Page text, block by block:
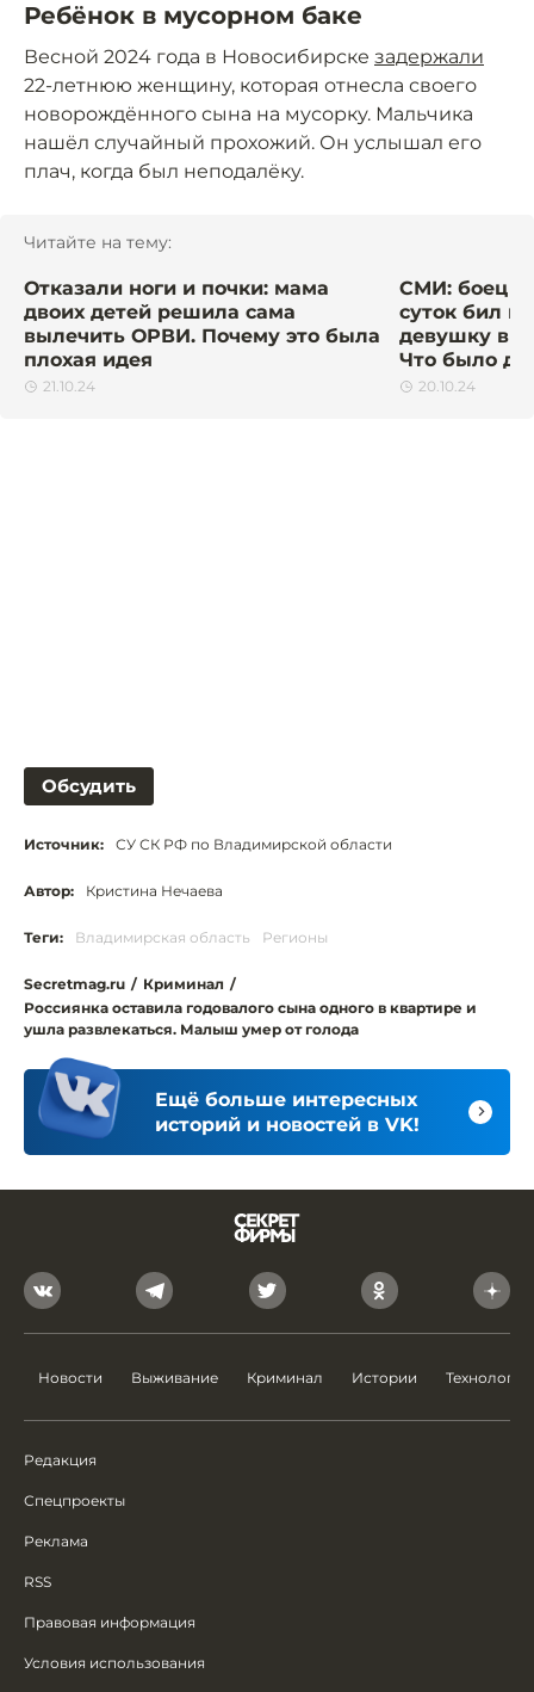
Ребёнок в мусорном баке
Весной 2024 года в Новосибирске задержали
22-летнюю женщину, которая отнесла своего
новорождённого сына на мусорку. Мальчика
нашёл случайный прохожий. Он услышал его
плач, когда был неподалёку.
Читайте на тему:
Отказали ноги и почки: мама
двоих детей решила сама
вылечить ОРВИ. Почему это была
плохая идея
21.10.24
СМИ: боец
суток бил и
девушку в
Что было
20.10.24
Обсудить
Источник: СУ СК РФ по Владимирской области
Автор: Кристина Нечаева
Теги: Владимирская область Регионы
Secretmag.ru / Криминал /
Россиянка оставила годовалого сына одного в квартире и
ушла развлекаться. Малыш умер от голода
Ещё больше интересных
историй и новостей в VK!
Новости Выживание Криминал Истории Технологии
Редакция
Спецпроекты
Реклама
RSS
Правовая информация
Условия использования